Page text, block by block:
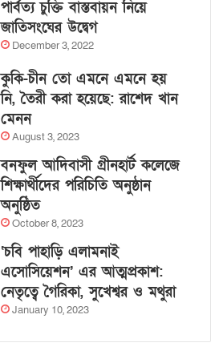
পার্বত্য চুক্তি বাস্তবায়ন নিয়ে
জাতিসংঘের উদ্বেগ
December 3, 2022
কুকি-চীন তো এমনে এমনে হয়
নি, তৈরী করা হয়েছে: রাশেদ খান
মেনন
August 3, 2023
বনফুল আদিবাসী গ্রীনহার্ট কলেজে
শিক্ষার্থীদের পরিচিতি অনুষ্ঠান
অনুষ্ঠিত
October 8, 2023
‘চবি পাহাড়ি এলামনাই
এসোসিয়েশন’ এর আত্মপ্রকাশ:
নেতৃত্বে গৈরিকা, সুখেশ্বর ও মথুরা
January 10, 2023